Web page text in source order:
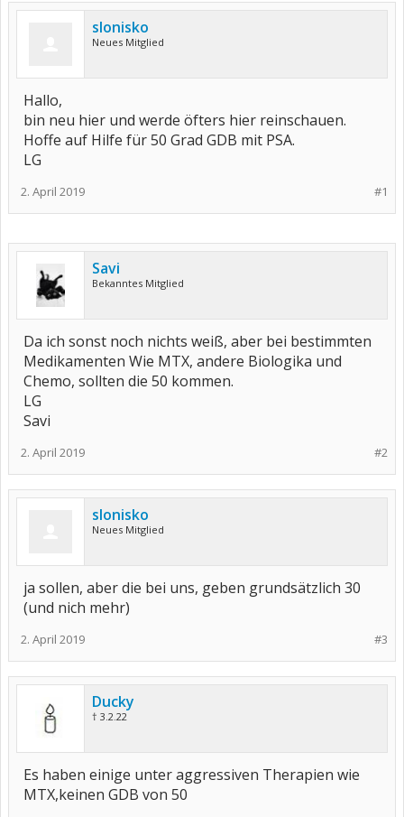
slonisko
Neues Mitglied
Hallo,
bin neu hier und werde öfters hier reinschauen.
Hoffe auf Hilfe für 50 Grad GDB mit PSA.
LG
#1
2. April 2019
Savi
Bekanntes Mitglied
Da ich sonst noch nichts weiß, aber bei bestimmten
Medikamenten Wie MTX, andere Biologika und
Chemo, sollten die 50 kommen.
LG
Savi
#2
2. April 2019
slonisko
Neues Mitglied
ja sollen, aber die bei uns, geben grundsätzlich 30
(und nich mehr)
#3
2. April 2019
Ducky
† 3.2.22
Es haben einige unter aggressiven Therapien wie
MTX,keinen GDB von 50